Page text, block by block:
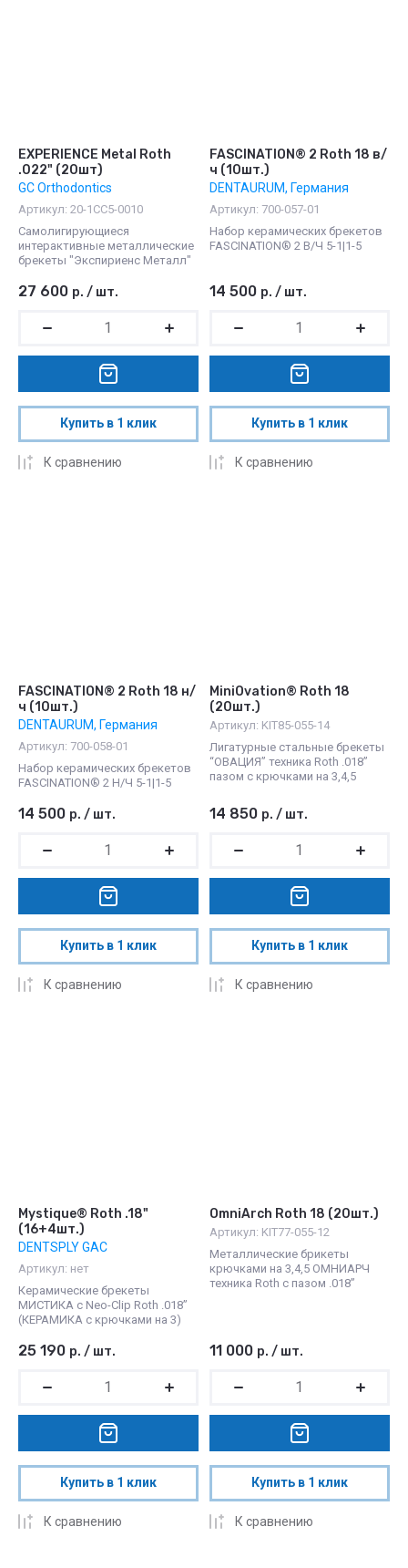
EXPERIENCE Metal Roth
.022" (20шт)
GC Orthodontics
Артикул: 20-1СС5-0010
Самолигирующиеся
интерактивные металлические
брекеты "Экспириенс Металл"
27 600 р. / шт.
Купить в 1 клик
К сравнению
FASCINATION® 2 Roth 18 в/
ч (10шт.)
DENTAURUM, Германия
Артикул: 700-057-01
Набор керамических брекетов
FASCINATION® 2 В/Ч 5-1|1-5
14 500 р. / шт.
Купить в 1 клик
К сравнению
FASCINATION® 2 Roth 18 н/
ч (10шт.)
DENTAURUM, Германия
Артикул: 700-058-01
Набор керамических брекетов
FASCINATION® 2 Н/Ч 5-1|1-5
14 500 р. / шт.
Купить в 1 клик
К сравнению
MiniOvation® Roth 18
(20шт.)
Артикул: KIT85-055-14
Лигатурные стальные брекеты
“OВАЦИЯ” техника Roth .018”
пазом с крючками на 3,4,5
14 850 р. / шт.
Купить в 1 клик
К сравнению
Mystique® Roth .18"
(16+4шт.)
DENTSPLY GAC
Артикул: нет
Керамические брекеты
МИСТИКА с Neo-Clip Roth .018”
(КЕРАМИКА с крючками на 3)
25 190 р. / шт.
Купить в 1 клик
К сравнению
OmniArch Roth 18 (20шт.)
Артикул: KIT77-055-12
Металлические брикеты
крючками на 3,4,5 ОМНИАРЧ
техника Roth с пазом .018”
11 000 р. / шт.
Купить в 1 клик
К сравнению